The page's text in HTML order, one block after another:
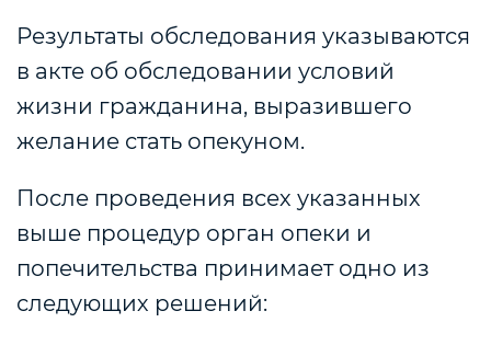
Результаты обследования указываются
в акте об обследовании условий
жизни гражданина, выразившего
желание стать опекуном.
После проведения всех указанных
выше процедур орган опеки и
попечительства принимает одно из
следующих решений: